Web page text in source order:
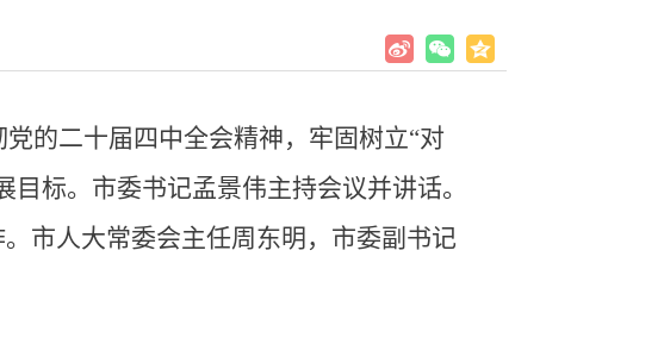
的二十届四中全会精神，牢固树立“对
标。市委书记孟景伟主持会议并讲话。
市人大常委会主任周东明，市委副书记